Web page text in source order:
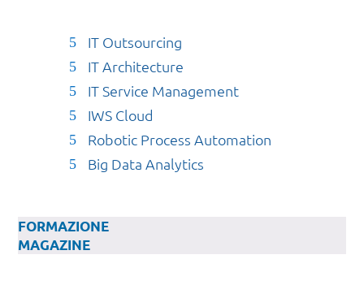
IT Outsourcing
IT Architecture
IT Service Management
IWS Cloud
Robotic Process Automation
Big Data Analytics
FORMAZIONE
MAGAZINE